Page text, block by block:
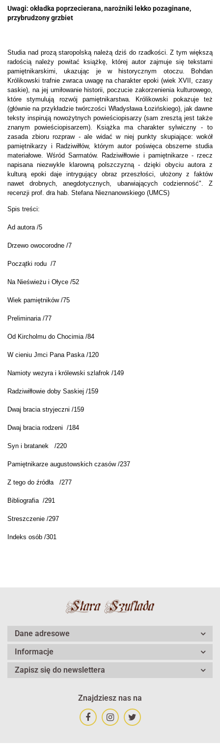
Uwagi: okładka poprzecierana, narożniki lekko pozaginane,
przybrudzony grzbiet
Studia nad prozą staropolską należą dziś do rzadkości. Z tym większą
radością należy powitać książkę, której autor zajmuje się tekstami
pamiętnikarskimi, ukazując je w historycznym otoczu. Bohdan
Królikowski trafnie zwraca uwagę na charakter epoki (wiek XVII, czasy
saskie), na jej umiłowanie historii, poczucie zakorzenienia kulturowego,
które stymulują rozwój pamiętnikarstwa. Królikowski pokazuje też
(głównie na przykładzie twórczości Władysława Łozińskiego), jak dawne
teksty inspirują nowożytnych powieściopisarzy (sam zresztą jest także
znanym powieściopisarzem). Książka ma charakter sylwiczny - to
zasada zbioru rozpraw - ale widać w niej punkty skupiające: wokół
pamiętnikarzy i Radziwiłłów, którym autor poświęca obszerne studia
materiałowe. Wśród Sarmatów. Radziwiłłowie i pamiętnikarze - rzecz
napisana niezwykle klarowną polszczyzną - dzięki obyciu autora z
kulturą epoki daje intrygujący obraz przeszłości, ułożony z faktów
nawet drobnych, anegdotycznych, ubarwiających codzienność". Z
recenzji prof. dra hab. Stefana Nieznanowskiego (UMCS)
Spis treści:
Ad autora /5
Drzewo owocorodne /7
Początki rodu /7
Na Nieświeżu i Ołyce /52
Wiek pamiętników /75
Preliminaria /77
Od Kircholmu do Chocimia /84
W cieniu Jmci Pana Paska /120
Namioty wezyra i królewski szlafrok /149
Radziwiłłowie doby Saskiej /159
Dwaj bracia stryjeczni /159
Dwaj bracia rodzeni /184
Syn i bratanek /220
Pamiętnikarze augustowskich czasów /237
Z tego do źródła /277
Bibliografia /291
Streszczenie /297
Indeks osób /301
Dane adresowe
Informacje
Zapisz się do newslettera
Znajdziesz nas na